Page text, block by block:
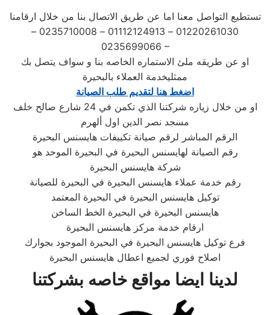
تستطيع التواصل معنا اما عن طريق الاتصال بنا من خلال ارقامنا
01220261030 – 01112124913 – 0235710008 –
0235699066 –
او عن طريقه ملئ الاستماره الخاصه بنا و سواف يتصل بك
ممثليخدمة العملاء بالبحيرة
اضغط هنا لتقديم طلب الصيانة
او من خلال زياره شركتنا الذي تكمن في 24 شارع صالح خلف
مسجد نصر الدين اول ألهرم
الرقم المباشر لرقم صيانة تكييفات هايسنس البحيرة
رقم الصيانة لهايسنس البحيرة في البحيرة الموحد هو
شركة هايسنس البحيرة
رقم خدمة عملاء هايسنس البحيرة في البحيرة للصيانة
توكيل هايسنس البحيرة في البحيرة المعتمد
هايسنس البحيرة في البحيرة الخط الساخن
ارقام خدمة مركز هايسنس البحيرة
فرع توكيل هايسنس البحيرة في البحيرة الموجود بجوارك
اصلاح فوري لجميع اعطال هايسنس البحيرة
لدينا ايضا مواقع خاصه بشركتنا